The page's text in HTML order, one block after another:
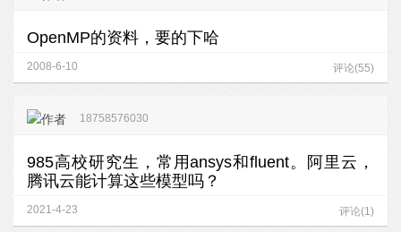
OpenMP的资料，要的下哈
2008-6-10 评论(55)
18758576030
985高校研究生，常用ansys和fluent。阿里云，
腾讯云能计算这些模型吗？
2021-4-23 评论(1)